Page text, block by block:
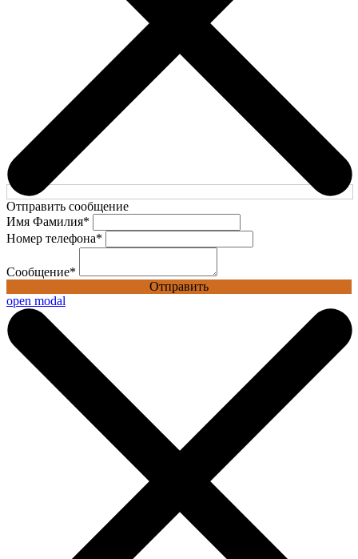
Отправить сообщение
Имя Фамилия*
Номер телефона*
Сообщение*
Отправить
open modal